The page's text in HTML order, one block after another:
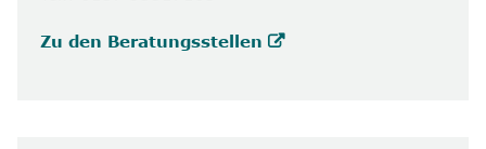
Zu den Beratungsstellen